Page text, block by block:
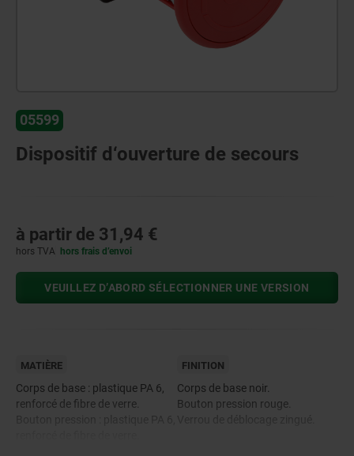
05599
Dispositif d‘ouverture de secours
à partir de 31,94 €
hors TVA hors frais d’envoi
VEUILLEZ D’ABORD SÉLECTIONNER UNE VERSION
MATIÈRE
Corps de base : plastique PA 6,
renforcé de fibre de verre.
FINITION
Corps de base noir.
Bouton pression rouge.